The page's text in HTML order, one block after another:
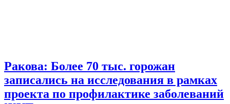
Ракова: Более 70 тыс. горожан
записались на исследования в рамках
проекта по профилактике заболеваний